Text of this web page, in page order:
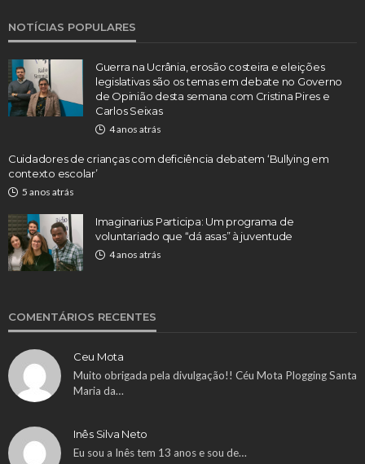
NOTÍCIAS POPULARES
Guerra na Ucrânia, erosão costeira e eleições
legislativas são os temas em debate no Governo
de Opinião desta semana com Cristina Pires e
Carlos Seixas
4 anos atrás
Cuidadores de crianças com deficiência debatem ‘Bullying em
contexto escolar’
5 anos atrás
Imaginarius Participa: Um programa de
voluntariado que “dá asas” à juventude
4 anos atrás
COMENTÁRIOS RECENTES
Ceu Mota
Muito obrigada pela divulgação!! Céu Mota Plogging Santa
Maria da…
Inês Silva Neto
Eu sou a Inês tem 13 anos e sou de…